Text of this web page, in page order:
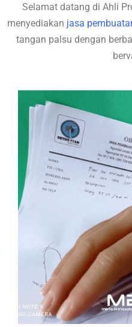
Selamat datang di Ahli
menyediakan jasa
tangan palsu dengan